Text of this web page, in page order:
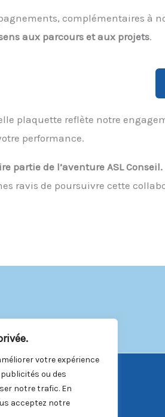
votre expérience
ou des
notre trafic. En
acceptez notre
complémentaires à
aux parcours et aux projets.
plaquette reflète notre
performance.
partie de l’aventure ASL Conseil.
ravis de poursuivre cette